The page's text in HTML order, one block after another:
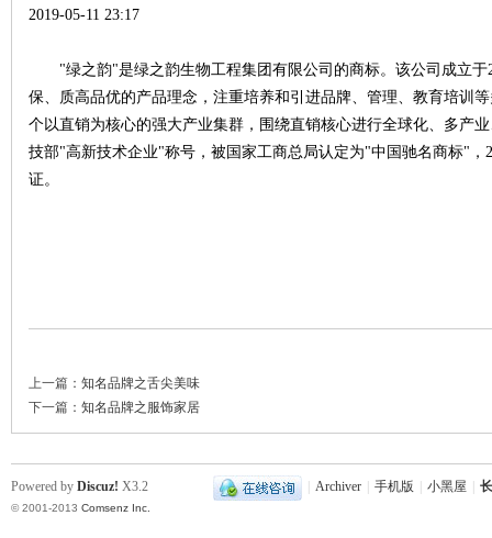
2019-05-11 23:17
"绿之韵"是绿之韵生物工程集团有限公司的商标。该公司成立于
保、质高品优的产品理念，注重培养和引进品牌、管理、教育培训
个以直销为核心的强大产业集群，围绕直销核心进行全球化、多产
技部"高新技术企业"称号，被国家工商总局认定为"中国驰名商标"，
证。
上一篇： 知名品牌之舌尖美味
下一篇： 知名品牌之服饰家居
Archiver 手机版 小黑屋
Powered by Discuz! X3.2
© 2001-2013 Comsenz Inc.